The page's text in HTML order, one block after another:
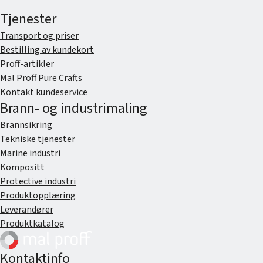
Tjenester
Transport og priser
Bestilling av kundekort
Proff-artikler
Mal Proff Pure Crafts
Kontakt kundeservice
Brann- og industrimaling
Brannsikring
Tekniske tjenester
Marine industri
Kompositt
Protective industri
Produktopplæring
Leverandører
Produktkatalog
Kontaktinfo